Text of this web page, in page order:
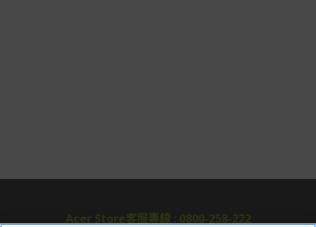
Acer Store客服專線 : 0800-258-222